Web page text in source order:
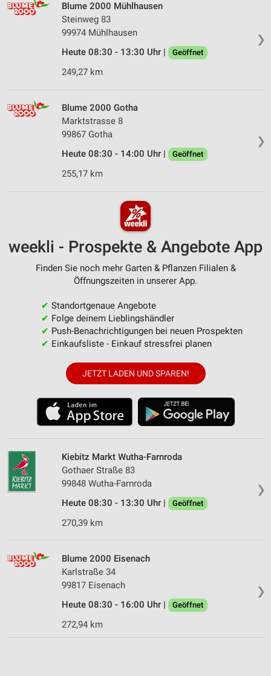
❯
Blume 2000 Mühlhausen
Steinweg 83
99974 Mühlhausen
Heute 08:30 - 13:30 Uhr |
Geöffnet
249,27 km
❯
Blume 2000 Gotha
Marktstrasse 8
99867 Gotha
Heute 08:30 - 14:00 Uhr |
Geöffnet
255,17 km
weekli - Prospekte & Angebote App
Finden Sie noch mehr Garten & Pflanzen Filialen &
Öffnungszeiten in unserer App.
✔ Standortgenaue Angebote
✔ Folge deinem Lieblingshändler
✔ Push-Benachrichtigungen bei neuen Prospekten
✔ Einkaufsliste - Einkauf stressfrei planen
JETZT LADEN UND SPAREN!
❯
Kiebitz Markt Wutha-Farnroda
Gothaer Straße 83
99848 Wutha-Farnroda
Heute 08:30 - 13:30 Uhr |
Geöffnet
270,39 km
❯
Blume 2000 Eisenach
Karlstraße 34
99817 Eisenach
Heute 08:30 - 16:00 Uhr |
Geöffnet
272,94 km